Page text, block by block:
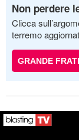
Non perdere
Clicca
terremo
GRANDE